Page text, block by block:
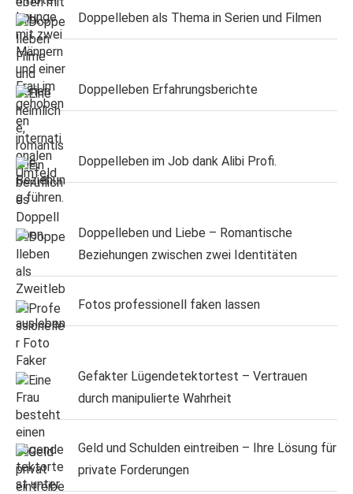
Doppelleben als Thema in Serien und Filmen
Doppelleben Erfahrungsberichte
Doppelleben im Job dank Alibi Profi.
Doppelleben und Liebe – Romantische
Beziehungen zwischen zwei Identitäten
Fotos professionell faken lassen
Gefakter Lügendetektortest – Vertrauen
durch manipulierte Wahrheit
Geld und Schulden eintreiben – Ihre Lösung für
private Forderungen